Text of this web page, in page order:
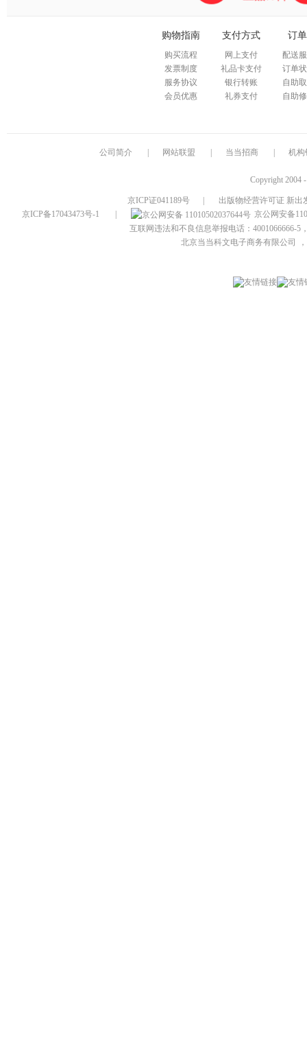
购物指南
购买流程
发票制度
服务协议
会员优惠
支付方式
网上支付
礼品卡支付
银行转账
礼券支付
订
配送
订单
自助
自助
公司简介 网站联盟 当当招商 机构
Copyright 2004
京ICP证041189号
出版物经营许可证 新出
京ICP备17043473号-1
京公网安备
互联网违法和不良信息举报电话：4001066666-5
北京当当科文电子商务有限公司